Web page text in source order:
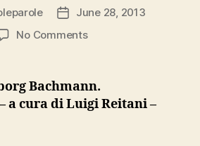
Post
date
June 28, 2013
No Commentson
di
Ingeborg
Bachmann.
Bachmann.
a cura di Luigi Reitani –